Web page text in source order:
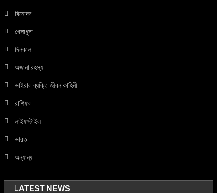
বিনোদন
খেলাধুলা
দিনকাল
অজানা রহস্য
ভাইরাল ব্যক্তি জীবন কাহিনী
রাশিফল
লাইফস্টাইল
ভারত
অন্যান্য
LATEST NEWS